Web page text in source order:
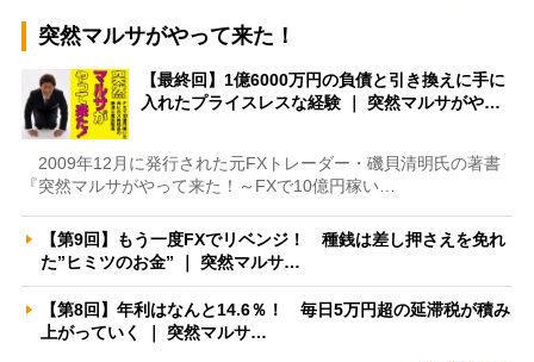
突然マルサがやって来た！
【最終回】1億6000万円の負債と引き換えに手に
入れたプライスレスな経験 ｜ 突然マルサがや…
2009年12月に発行された元FXトレーダー・磯貝清明氏の著書
『突然マルサがやって来た！～FXで10億円稼い…
【第9回】もう一度FXでリベンジ！ 種銭は差し押さえを免れ
た”ヒミツのお金” ｜ 突然マルサ…
【第8回】年利はなんと14.6％！ 毎日5万円超の延滞税が積み
上がっていく ｜ 突然マルサ…